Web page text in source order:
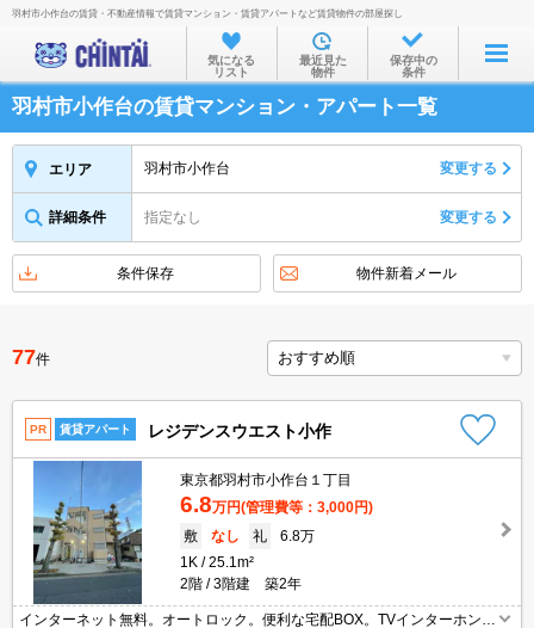
お部屋を探す
沿線・駅から
住所から
物件特集から
不動産会社から
TOP
羽村市小作台の賃貸・不動産情報で賃貸マンション・賃貸アパートなど賃貸物件の部屋探し
気になる
リスト
最近見た
物件
保存中の
条件
羽村市小作台の賃貸マンション・アパート一覧
エリア 羽村市小作台 変更する
詳細条件 指定なし 変更する
条件保存 物件新着メール
77件
PR 賃貸アパート レジデンスウエスト小作
東京都羽村市小作台１丁目
6.8万円(管理費等：3,000円)
敷
なし 礼
6.8万
1K
25.1m²
2階
3階建 築2年
インターネット無料。オートロック。便利な宅配BOX。TVインターホン付